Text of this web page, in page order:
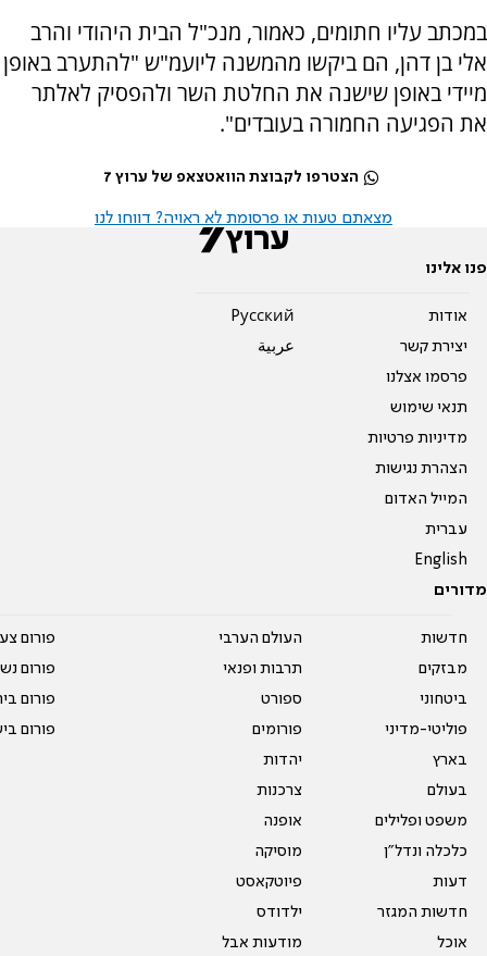
במכתב עליו חתומים, כאמור, מנכ"ל הבית היהודי והרב
אלי בן דהן, הם ביקשו מהמשנה ליועמ"ש "להתערב באופן
מיידי באופן שישנה את החלטת השר ולהפסיק לאלתר
את הפגיעה החמורה בעובדים".
הצטרפו לקבוצת הוואטצאפ של ערוץ 7
מצאתם טעות או פרסומת לא ראויה? דווחו לנו
פנו אלינו
אודות
יצירת קשר
פרסמו אצלנו
תנאי שימוש
מדיניות פרטיות
הצהרת נגישות
המייל האדום
עברית
English
Pусский
عربية
מדורים
חדשות
מבזקים
ביטחוני
פוליטי-מדיני
בארץ
בעולם
משפט ופלילים
כלכלה ונדל"ן
דעות
חדשות המגזר
אוכל
העולם הערבי
תרבות ופנאי
ספורט
פורומים
יהדות
צרכנות
אופנה
מוסיקה
פיוטקאסט
ילדודס
מודעות אבל
פורום
פורום
פורום
פורום